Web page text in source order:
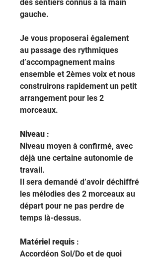
des sentiers connus à la main
gauche.
Je vous proposerai également
au passage des rythmiques
d’accompagnement mains
ensemble et 2èmes voix et nous
construirons rapidement un petit
arrangement pour les 2
morceaux.
Niveau :
Niveau moyen à confirmé, avec
déjà une certaine autonomie de
travail.
Il sera demandé d’avoir déchiffré
les mélodies des 2 morceaux au
départ pour ne pas perdre de
temps là-dessus.
Matériel requis :
Accordéon Sol/Do et de quoi